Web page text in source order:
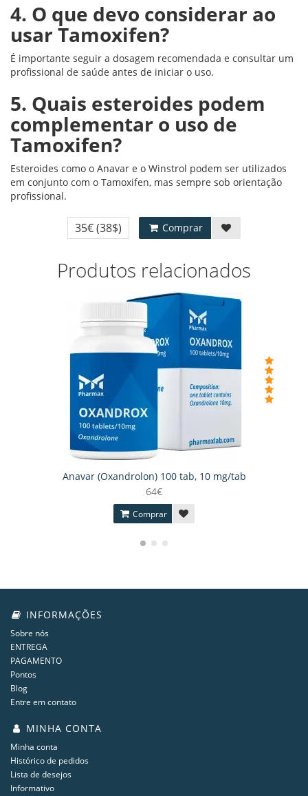
4. O que devo considerar ao
usar Tamoxifen?
É importante seguir a dosagem recomendada e consultar um
profissional de saúde antes de iniciar o uso.
5. Quais esteroides podem
complementar o uso de
Tamoxifen?
Esteroides como o Anavar e o Winstrol podem ser utilizados
em conjunto com o Tamoxifen, mas sempre sob orientação
profissional.
35€(38$) Comprar
Produtos relacionados
Anavar (Oxandrolon) 100 tab, 10 mg/tab
64€
Comprar
INFORMAÇÕES
Sobre nós
ENTREGA
PAGAMENTO
Pontos
Blog
Entre em contato
MINHA CONTA
Minha conta
Histórico de pedidos
Lista de desejos
Informativo